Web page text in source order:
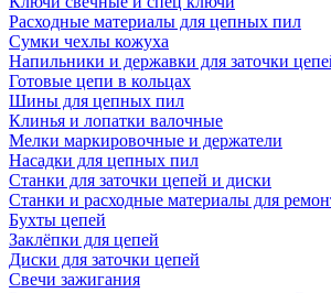
Расходные материалы для цепных пил
Сумки чехлы кожуха
Напильники и державки для заточки
Готовые цепи в кольцах
Шины для цепных пил
Клинья и лопатки валочные
Мелки маркировочные и держатели
Насадки для цепных пил
Станки для заточки цепей и диски
Станки и расходные материалы для
Бухты цепей
Заклёпки для цепей
Диски для заточки цепей
Свечи зажигания